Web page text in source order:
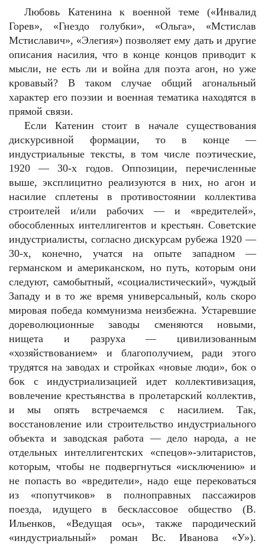
Любовь Катенина к военной теме («Инвалид
Горев», «Гнездо голубки», «Ольга», «Мстислав
Мстиславич», «Элегия») позволяет ему дать и другие
описания насилия, что в конце концов приводит к
мысли, не есть ли и война для поэта агон, но уже
кровавый? В таком случае общий агональный
характер его поэзии и военная тематика находятся в
прямой связи.
Если Катенин стоит в начале существования
дискурсивной формации, то в конце —
индустриальные тексты, в том числе поэтические,
1920 — 30-х годов. Оппозиции, перечисленные
выше, эксплицитно реализуются в них, но агон и
насилие сплетены в противостоянии коллектива
строителей и/или рабочих — и «вредителей»,
обособленных интеллигентов и крестьян. Советские
индустриалисты, согласно дискурсам рубежа 1920 —
30-х, конечно, учатся на опыте западном —
германском и американском, но путь, которым они
следуют, самобытный, «социалистический», чуждый
Западу и в то же время универсальный, коль скоро
мировая победа коммунизма неизбежна. Устаревшие
дореволюционные заводы сменяются новыми,
нищета и разруха — цивилизованным
«хозяйствованием» и благополучием, ради этого
трудятся на заводах и стройках «новые люди», бок о
бок с индустриализацией идет коллективизация,
вовлечение крестьянства в пролетарский коллектив,
и мы опять встречаемся с насилием. Так,
восстановление или строительство индустриального
объекта и заводская работа — дело народа, а не
отдельных интеллигентских «спецов»-элитаристов,
которым, чтобы не подвергнуться «исключению» и
не попасть во «вредители», надо еще перековаться
из «попутчиков» в полноправных пассажиров
поезда, идущего в бесклассовое общество (В.
Ильенков, «Ведущая ось», также пародический
«индустриальный» роман Вс. Иванова «У»).